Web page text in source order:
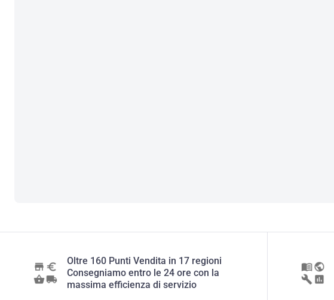
Oltre 160 Punti Vendita in 17 regioni
Consegniamo entro le 24 ore con la
massima efficienza di servizio